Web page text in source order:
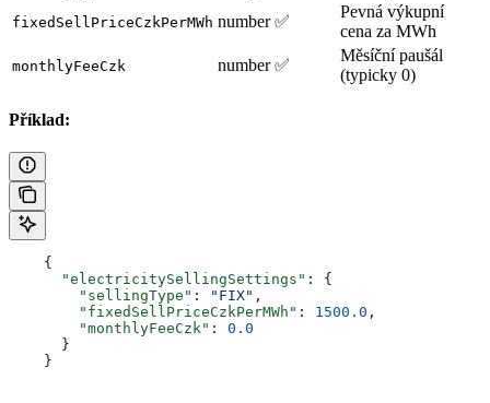
fixedSellPriceCzkPerMWh number ✅
Pevná výkupní
cena za MWh
monthlyFeeCzk number ✅
Měsíční paušál
(typicky 0)
Příklad:
    {
      "electricitySellingSettings"
: {
        "sellingType"
: "FIX" ,
        "fixedSellPriceCzkPerMWh"
: 1500.0 ,
        "monthlyFeeCzk"
: 0.0
      }
    }